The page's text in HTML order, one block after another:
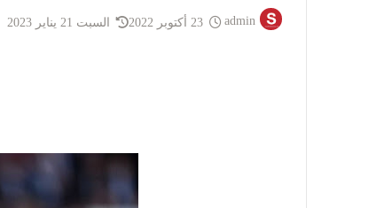
admin السبت 21 يناير 2023